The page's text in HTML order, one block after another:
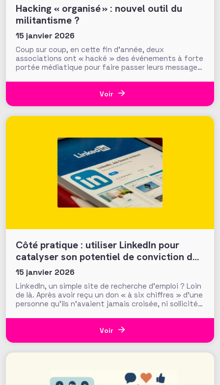
Hacking « organisé » : nouvel outil du
militantisme ?
15 janvier 2026
Coup sur coup, en cette fin d’année, deux
associations ont « hacké » des événements à forte
portée médiatique pour faire passer leurs messages
sauvage que le mot suggère, puisque concertés
avec les organisateurs de ces événements, mais qui
Voir
Côté pratique : utiliser LinkedIn pour
catalyser son potentiel de conviction des
donateurs
15 janvier 2026
LinkedIn, un simple site de recherche d’emploi ? Loin
de là. Après avoir reçu un don « à six chiffres » d’une
personne qu’ils n’avaient jamais croisée, ni sollicitée,
Foundation (USA) ont réalisé que ce sont les
recherches en ligne du donateur, et notamment
Voir